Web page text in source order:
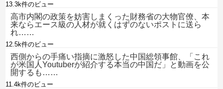
13.3k件のビュー
高市内閣の政策を妨害しまくった財務省の大物官僚、本
来ならエース級の人材が就くはずのないポストに送ら
れ……
12.5k件のビュー
西側からの手痛い指摘に激怒した中国総領事館、「これ
が米国人Youtuberが紹介する本当の中国だ」と動画を公
開するも……
11.4k件のビュー